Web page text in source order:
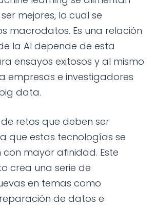
mejores, lo cual se
macrodatos. Es una relación
la AI depende de esta
ensayos exitosos y al mismo
empresas e investigadores
data.
de retos que deben ser
que estas tecnologías se
mayor afinidad. Este
crea una serie de
en temas como
de datos e